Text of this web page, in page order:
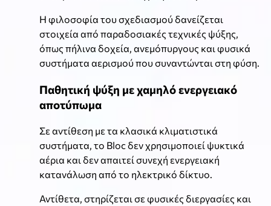
Η φιλοσοφία του σχεδιασμού δανείζεται
στοιχεία από παραδοσιακές τεχνικές ψύξης,
όπως πήλινα δοχεία, ανεμόπυργους και φυσικά
συστήματα αερισμού που συναντώνται στη φύση.
Παθητική ψύξη με χαμηλό ενεργειακό
αποτύπωμα
Σε αντίθεση με τα κλασικά κλιματιστικά
συστήματα, το Bloc δεν χρησιμοποιεί ψυκτικά
αέρια και δεν απαιτεί συνεχή ενεργειακή
κατανάλωση από το ηλεκτρικό δίκτυο.
Αντίθετα, στηρίζεται σε φυσικές διεργασίες και